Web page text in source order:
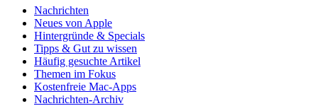
Nachrichten
Neues von Apple
Hintergründe & Specials
Tipps & Gut zu wissen
Häufig gesuchte Artikel
Themen im Fokus
Kostenfreie Mac-Apps
Nachrichten-Archiv